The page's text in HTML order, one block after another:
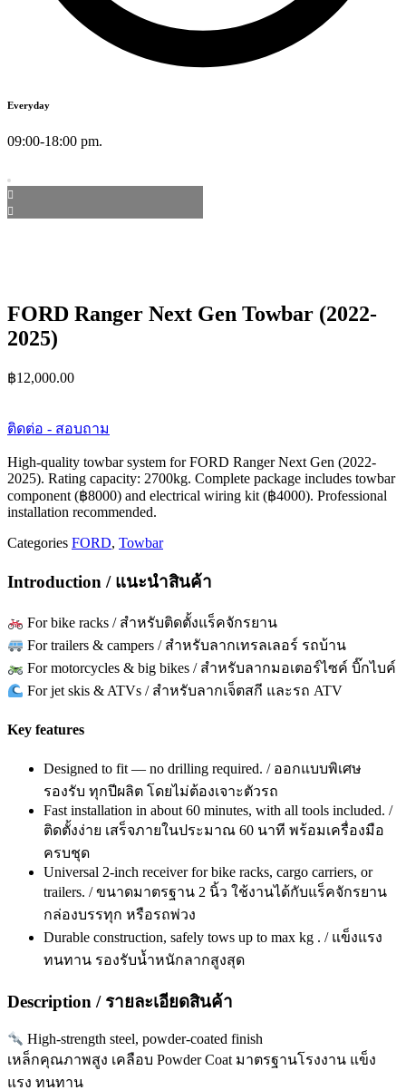
Everyday
09:00-18:00 pm.
FORD Ranger Next Gen Towbar (2022-
2025)
฿12,000.00
ติดต่อ - สอบถาม
High-quality towbar system for FORD Ranger Next Gen (2022-
2025). Rating capacity: 2700kg. Complete package includes towbar
component (฿8000) and electrical wiring kit (฿4000). Professional
installation recommended.
Categories FORD, Towbar
Introduction / แนะนำสินค้า
For bike racks / สำหรับติดตั้งแร็คจักรยาน
For trailers & campers / สำหรับลากเทรลเลอร์ รถบ้าน
For motorcycles & big bikes / สำหรับลากมอเตอร์ไซค์ บิ๊กไบค์
For jet skis & ATVs / สำหรับลากเจ็ตสกี และรถ ATV
Key features
Designed to fit — no drilling required. / ออกแบบพิเศษ
รองรับ ทุกปีผลิต โดยไม่ต้องเจาะตัวรถ
Fast installation in about 60 minutes, with all tools included. /
ติดตั้งง่าย เสร็จภายในประมาณ 60 นาที พร้อมเครื่องมือ
ครบชุด
Universal 2-inch receiver for bike racks, cargo carriers, or
trailers. / ขนาดมาตรฐาน 2 นิ้ว ใช้งานได้กับแร็คจักรยาน
กล่องบรรทุก หรือรถพ่วง
Durable construction, safely tows up to max kg . / แข็งแรง
ทนทาน รองรับน้ำหนักลากสูงสุด
Description / รายละเอียดสินค้า
High-strength steel, powder-coated finish
เหล็กคุณภาพสูง เคลือบ Powder Coat มาตรฐานโรงงาน แข็ง
แรง ทนทาน